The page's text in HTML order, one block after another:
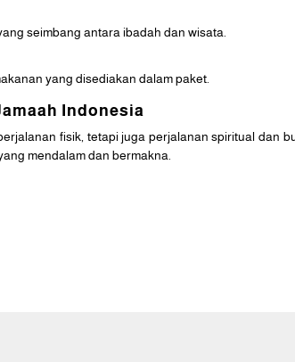
seimbang antara ibadah dan wisata.
yang disediakan dalam paket.
Indonesia
fisik, tetapi juga perjalanan spiritual dan
mendalam dan bermakna.